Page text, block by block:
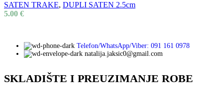
SATEN TRAKE, DUPLI SATEN 2.5cm
5.00 €
Telefon/WhatsApp/Viber: 091 161 0978
natalija.jaksic0@gmail.com
SKLADIŠTE I PREUZIMANJE ROBE